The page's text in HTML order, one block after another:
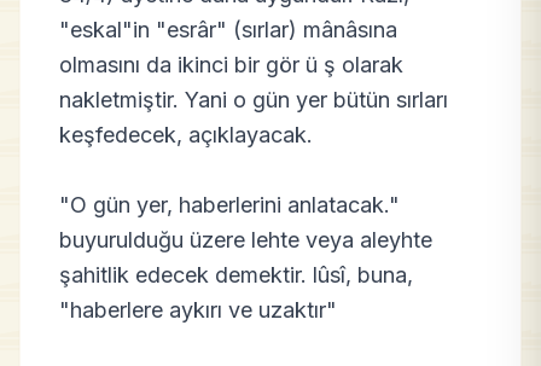
"eskal"in "esrâr" (sırlar) mânâsına
olmasını da ikinci bir gör ü ş olarak
nakletmiştir. Yani o gün yer bütün sırları
keşfedecek, açıklayacak.
"O gün yer, haberlerini anlatacak."
buyurulduğu üzere lehte veya aleyhte
şahitlik edecek demektir. lûsî, buna,
"haberlere aykırı ve uzaktır"